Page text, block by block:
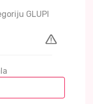
GLUPI